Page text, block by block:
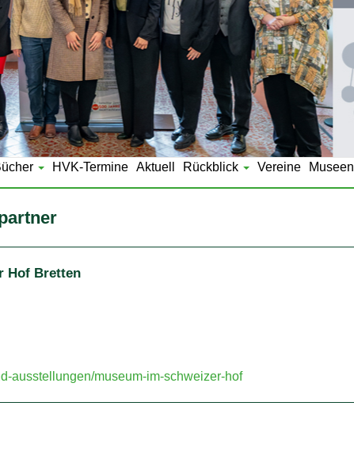
HVK-Termine Aktuell Rückblick Vereine Museen
Hof Bretten
ausstellungen/museum-im-schweizer-hof